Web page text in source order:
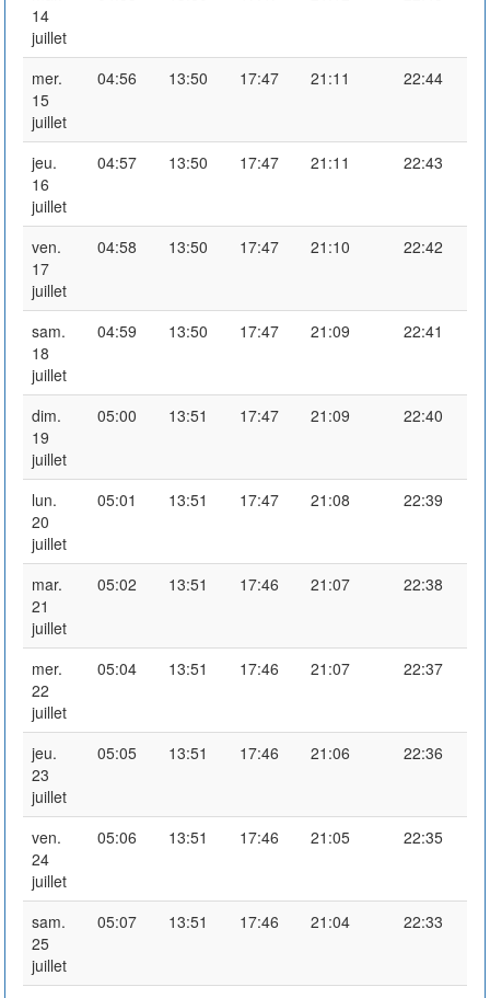
14
juillet
mer.
15
juillet
04:56 13:50 17:47 21:11 22:44
jeu.
16
juillet
04:57 13:50 17:47 21:11 22:43
ven.
17
juillet
04:58 13:50 17:47 21:10 22:42
sam.
18
juillet
04:59 13:50 17:47 21:09 22:41
dim.
19
juillet
05:00 13:51 17:47 21:09 22:40
lun.
20
juillet
05:01 13:51 17:47 21:08 22:39
mar.
21
juillet
05:02 13:51 17:46 21:07 22:38
mer.
22
juillet
05:04 13:51 17:46 21:07 22:37
jeu.
23
juillet
05:05 13:51 17:46 21:06 22:36
ven.
24
juillet
05:06 13:51 17:46 21:05 22:35
sam.
25
juillet
05:07 13:51 17:46 21:04 22:33